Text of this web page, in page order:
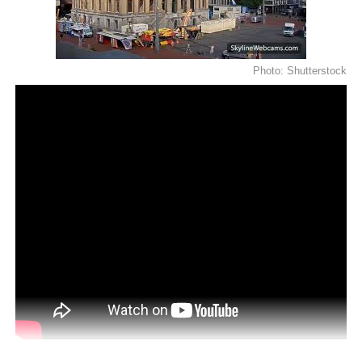
“Duis aute irure dolor in
reprehenderit in
voluptate velit esse
sed do eiusmod tempor incididunt ut labore et dolore
magna aliqua. Ut enimad minim veniam, quis nostrud
Photo: Shutterstock